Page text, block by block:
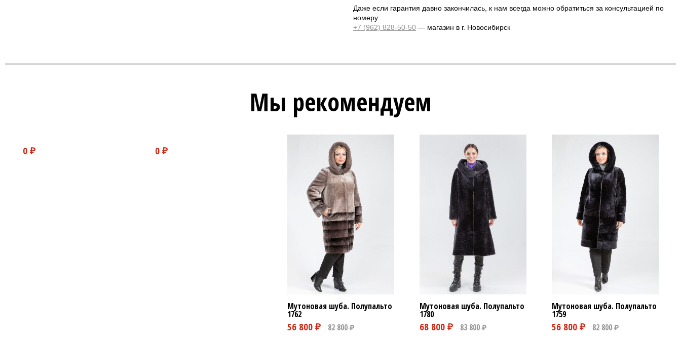
Даже если гарантия давно закончилась, к нам всегда можно обратиться за консультацией по
номеру:
+7 (962) 828-50-50 — магазин в г. Новосибирск
Мы рекомендуем
Мутоновая шуба. Полупальто
1762
Мутоновая шуба. Полупальто
1780
Мутоновая шуба. Полупальто
1759